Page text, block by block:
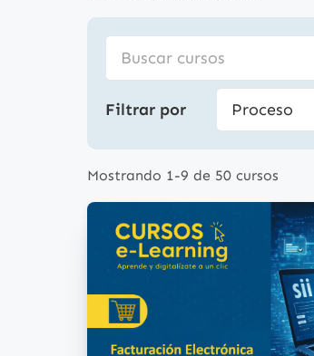
Filtrar por
Mostrando 1-9 de 50 cursos